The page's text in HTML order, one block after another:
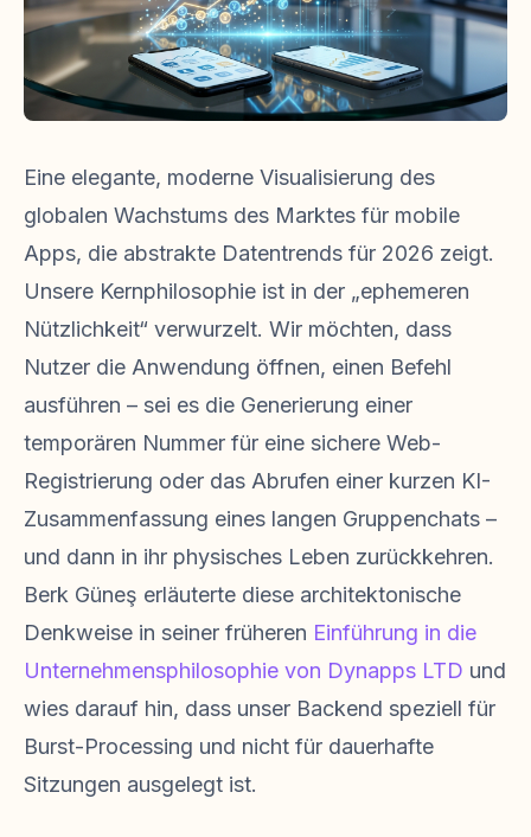
Eine elegante, moderne Visualisierung des
globalen Wachstums des Marktes für mobile
Apps, die abstrakte Datentrends für 2026 zeigt.
Unsere Kernphilosophie ist in der „ephemeren
Nützlichkeit“ verwurzelt. Wir möchten, dass
Nutzer die Anwendung öffnen, einen Befehl
ausführen – sei es die Generierung einer
temporären Nummer für eine sichere Web-
Registrierung oder das Abrufen einer kurzen KI-
Zusammenfassung eines langen Gruppenchats –
und dann in ihr physisches Leben zurückkehren.
Berk Güneş erläuterte diese architektonische
Denkweise in seiner früheren Einführung in die
Unternehmensphilosophie von Dynapps LTD und
wies darauf hin, dass unser Backend speziell für
Burst-Processing und nicht für dauerhafte
Sitzungen ausgelegt ist.